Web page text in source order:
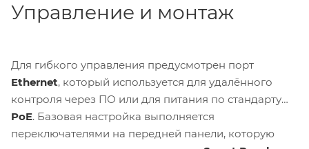
Управление и монтаж
Для гибкого управления предусмотрен порт
Ethernet, который используется для удалённого
контроля через ПО или для питания по стандарту
PoE. Базовая настройка выполняется
переключателями на передней панели, которую